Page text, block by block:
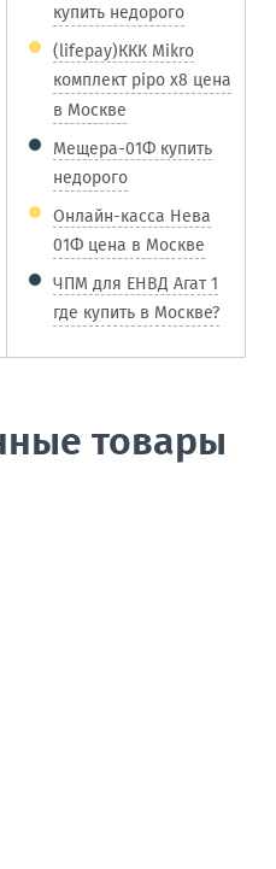
купить недорого
(lifepay)ККК Mikro
комплект pipo x8 цена
в Москве
Мещера-01Ф купить
недорого
Онлайн-касса Нева
01Ф цена в Москве
ЧПМ для ЕНВД Агат 1
где купить в Москве?
товары